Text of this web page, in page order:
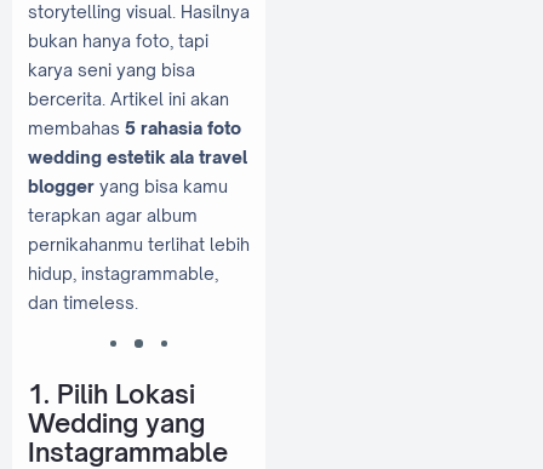
storytelling visual. Hasilnya
bukan hanya foto, tapi
karya seni yang bisa
bercerita. Artikel ini akan
membahas 5 rahasia foto
wedding estetik ala travel
blogger yang bisa kamu
terapkan agar album
pernikahanmu terlihat lebih
hidup, instagrammable,
dan timeless.
1. Pilih Lokasi
Wedding yang
Instagrammable